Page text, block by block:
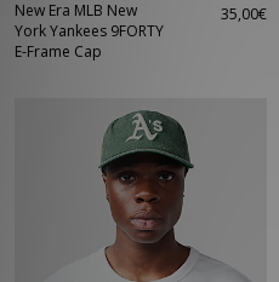
New Era MLB New
York Yankees 9FORTY
E-Frame Cap
35,00€